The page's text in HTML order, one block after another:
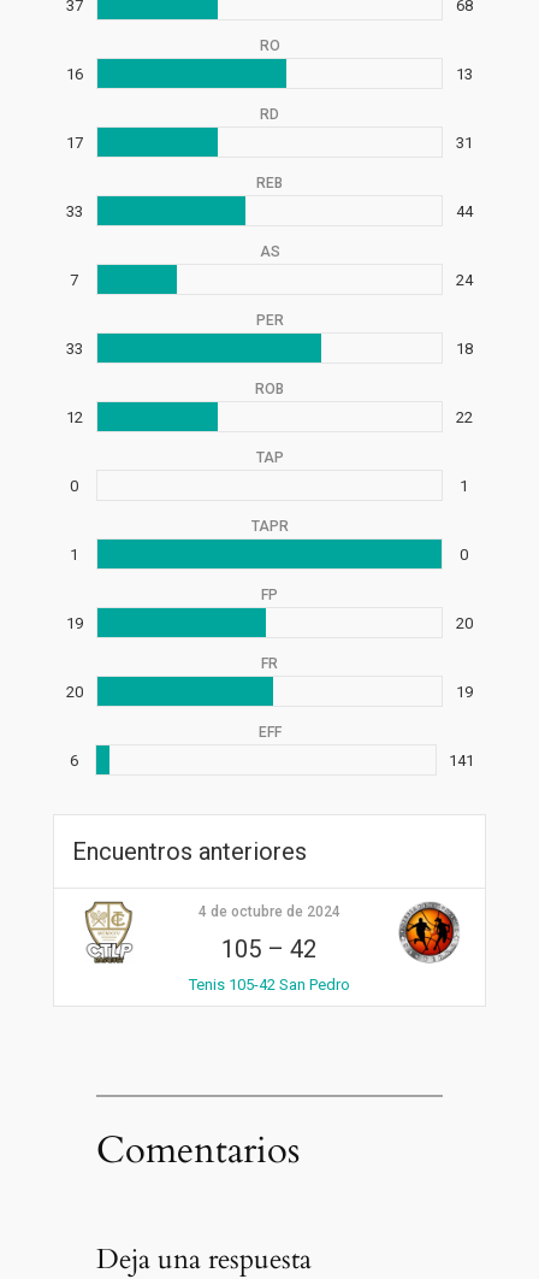
37 68
RO
16 13
RD
17 31
REB
33 44
AS
7 24
PER
33 18
ROB
12 22
TAP
0 1
TAPR
1 0
FP
19 20
FR
20 19
EFF
6 141
Encuentros anteriores
4 de octubre de 2024
105 –42
Tenis 105-42 San Pedro
Comentarios
Deja una respuesta